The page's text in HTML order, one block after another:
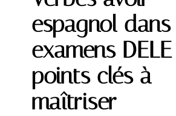
espagnol dans
examens
points clés à
maîtriser